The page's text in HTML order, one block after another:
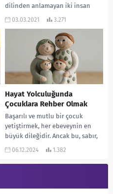
dilinden anlamayan iki insan
önce beden dili ile iletişim
03.03.2021 3.271
Hayat Yolculuğunda
Çocuklara Rehber Olmak
Başarılı ve mutlu bir çocuk
yetiştirmek, her ebeveynin en
büyük dileğidir. Ancak bu, sabır,
sevgi ve doğru rehberlik
06.12.2024 1.382